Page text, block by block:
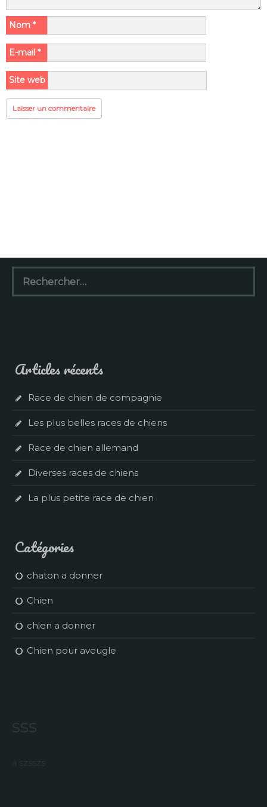
Nom *
E-mail *
Site web
Rechercher :
Articles récents
Race de chien de compagnie
Les plus belles races de chiens
Race de chien allemand
Diverses races de chiens
La plus petite race de chien
Catégories
chaton a donner
Chien
chien a donner
Chien pour aveugle
sss
a szsszs